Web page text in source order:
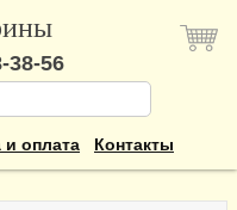
38-56
и оплата Контакты